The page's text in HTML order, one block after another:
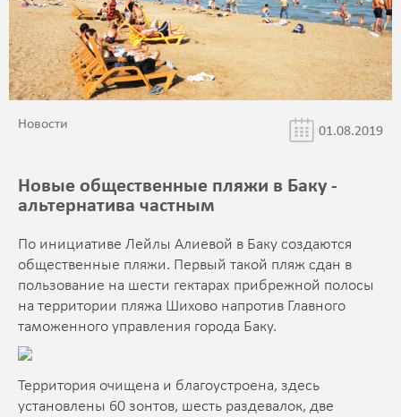
Новости 01.08.2019
Новые общественные пляжи в Баку -
альтернатива частным
По инициативе Лейлы Алиевой в Баку создаются
общественные пляжи. Первый такой пляж сдан в
пользование на шести гектарах прибрежной полосы
на территории пляжа Шихово напротив Главного
таможенного управления города Баку.
Территория очищена и благоустроена, здесь
установлены 60 зонтов, шесть раздевалок, две